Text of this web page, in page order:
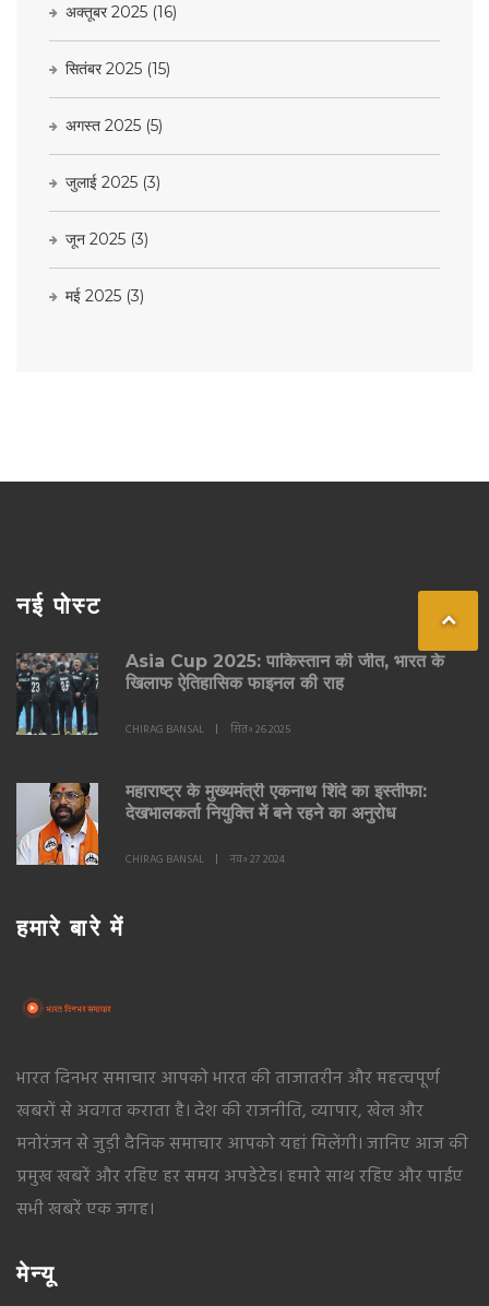
अक्तूबर 2025 (16)
सितंबर 2025 (15)
अगस्त 2025 (5)
जुलाई 2025 (3)
जून 2025 (3)
मई 2025 (3)
नई पोस्ट
Asia Cup 2025: पाकिस्तान की जीत, भारत के
खिलाफ ऐतिहासिक फाइनल की राह
CHIRAG BANSAL सित॰ 26 2025
महाराष्ट्र के मुख्यमंत्री एकनाथ शिंदे का इस्तीफा:
देखभालकर्ता नियुक्ति में बने रहने का अनुरोध
CHIRAG BANSAL नव॰ 27 2024
हमारे बारे में
भारत दिनभर समाचार आपको भारत की ताजातरीन और महत्वपूर्ण
खबरों से अवगत कराता है। देश की राजनीति, व्यापार, खेल और
मनोरंजन से जुड़ी दैनिक समाचार आपको यहां मिलेंगी। जानिए आज की
प्रमुख खबरें और रहिए हर समय अपडेटेड। हमारे साथ रहिए और पाईए
सभी खबरें एक जगह।
मेन्यू